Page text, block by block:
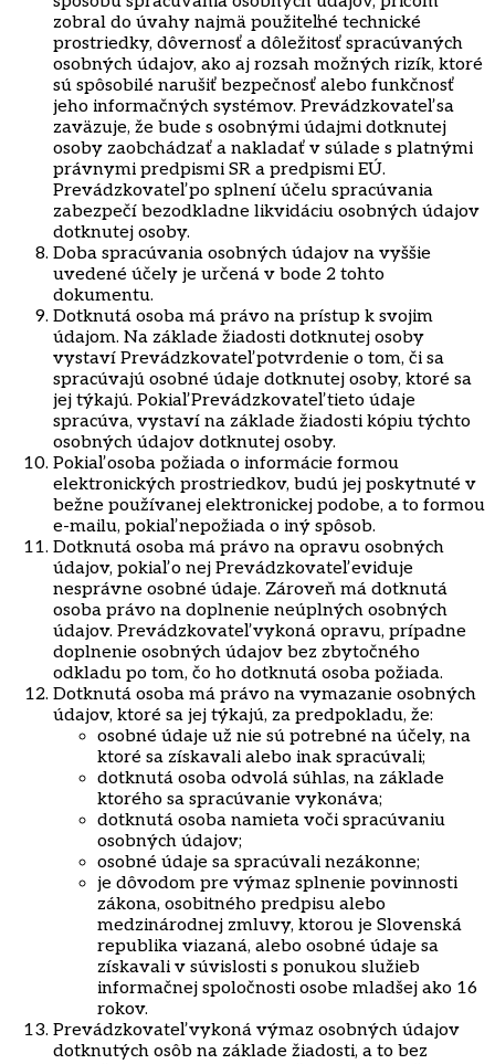
zobral do úvahy najmä použiteľné technické
prostriedky, dôvernosť a dôležitosť spracúvaných
osobných údajov, ako aj rozsah možných rizík, ktoré
sú spôsobilé narušiť bezpečnosť alebo funkčnosť
jeho informačných systémov. Prevádzkovateľ sa
zaväzuje, že bude s osobnými údajmi dotknutej
osoby zaobchádzať a nakladať v súlade s platnými
právnymi predpismi SR a predpismi EÚ.
Prevádzkovateľ po splnení účelu spracúvania
zabezpečí bezodkladne likvidáciu osobných údajov
dotknutej osoby.
Doba spracúvania osobných údajov na vyššie
uvedené účely je určená v bode 2 tohto
dokumentu.
Dotknutá osoba má právo na prístup k svojim
údajom. Na základe žiadosti dotknutej osoby
vystaví Prevádzkovateľ potvrdenie o tom, či sa
spracúvajú osobné údaje dotknutej osoby, ktoré sa
jej týkajú. Pokiaľ Prevádzkovateľ tieto údaje
spracúva, vystaví na základe žiadosti kópiu týchto
osobných údajov dotknutej osoby.
Pokiaľ osoba požiada o informácie formou
elektronických prostriedkov, budú jej poskytnuté v
bežne používanej elektronickej podobe, a to formou
e-mailu, pokiaľ nepožiada o iný spôsob.
Dotknutá osoba má právo na opravu osobných
údajov, pokiaľ o nej Prevádzkovateľ eviduje
nesprávne osobné údaje. Zároveň má dotknutá
osoba právo na doplnenie neúplných osobných
údajov. Prevádzkovateľ vykoná opravu, prípadne
doplnenie osobných údajov bez zbytočného
odkladu po tom, čo ho dotknutá osoba požiada.
Dotknutá osoba má právo na vymazanie osobných
údajov, ktoré sa jej týkajú, za predpokladu, že:
osobné údaje už nie sú potrebné na účely, na
ktoré sa získavali alebo inak spracúvali;
dotknutá osoba odvolá súhlas, na základe
ktorého sa spracúvanie vykonáva;
dotknutá osoba namieta voči spracúvaniu
osobných údajov;
osobné údaje sa spracúvali nezákonne;
je dôvodom pre výmaz splnenie povinnosti
zákona, osobitného predpisu alebo
medzinárodnej zmluvy, ktorou je Slovenská
republika viazaná, alebo osobné údaje sa
získavali v súvislosti s ponukou služieb
informačnej spoločnosti osobe mladšej ako 16
rokov.
​Prevádzkovateľ vykoná výmaz osobných údajov
dotknutých osôb na základe žiadosti, a to bez